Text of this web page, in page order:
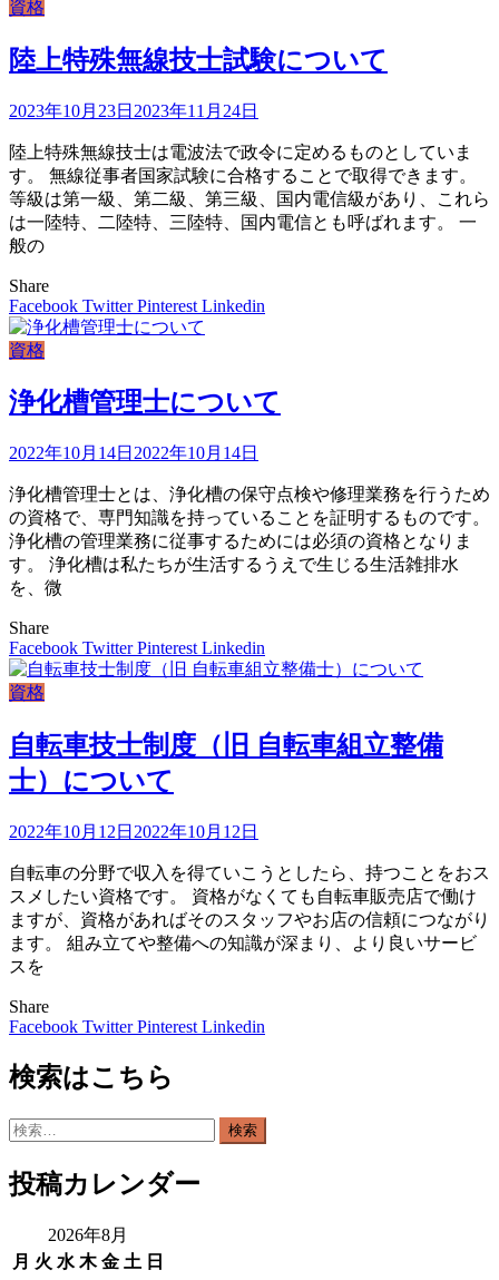
資格
陸上特殊無線技士試験について
2023年10月23日 2023年11月24日
陸上特殊無線技士は電波法で政令に定めるものとしていま
す。 無線従事者国家試験に合格することで取得できます。
等級は第一級、第二級、第三級、国内電信級があり、これら
は一陸特、二陸特、三陸特、国内電信とも呼ばれます。 一
般の
Share
Facebook TwitterPinterest Linkedin
資格
浄化槽管理士について
2022年10月14日 2022年10月14日
浄化槽管理士とは、浄化槽の保守点検や修理業務を行うため
の資格で、専門知識を持っていることを証明するものです。
浄化槽の管理業務に従事するためには必須の資格となりま
す。 浄化槽は私たちが生活するうえで生じる生活雑排水
を、微
Share
Facebook TwitterPinterest Linkedin
資格
自転車技士制度（旧 自転車組立整備
士）について
2022年10月12日 2022年10月12日
自転車の分野で収入を得ていこうとしたら、持つことをおス
スメしたい資格です。 資格がなくても自転車販売店で働け
ますが、資格があればそのスタッフやお店の信頼につながり
ます。 組み立てや整備への知識が深まり、より良いサービ
スを
Share
Facebook TwitterPinterest Linkedin
検索はこちら
検
投稿カレンダー
2026年8月
月 火 水 木 金 土 日